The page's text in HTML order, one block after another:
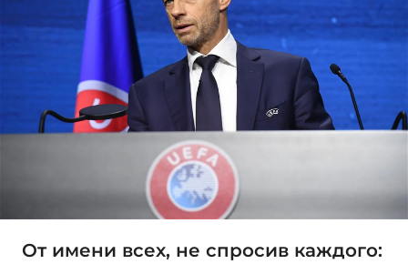
От имени всех, не спросив каждого: